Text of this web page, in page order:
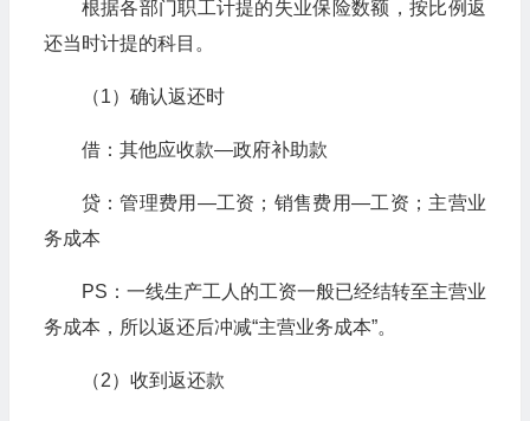
根据各部门职工计提的失业保险数额，按比例返
还当时计提的科目。
（1）确认返还时
借：其他应收款—政府补助款
贷：管理费用—工资；销售费用—工资；主营业
务成本
PS：一线生产工人的工资一般已经结转至主营业
务成本，所以返还后冲减“主营业务成本”。
（2）收到返还款